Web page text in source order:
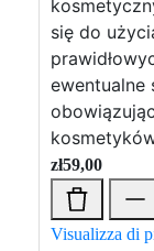
się do
ewentualne
zł59,00
Visualizza di